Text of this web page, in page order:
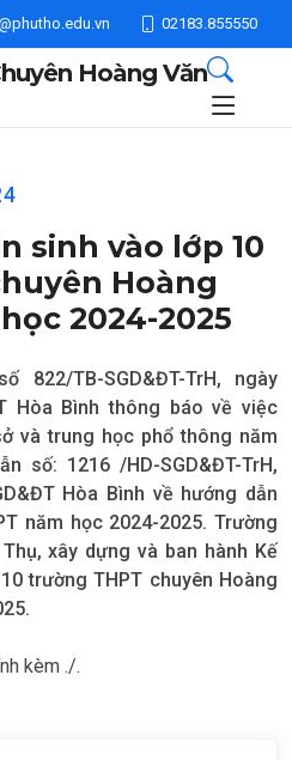
02183.855550
Hoàng Văn
sinh vào lớp 10
Hoàng
2024-2025
822/TB-SGD&ĐT-TrH, ngày
Hòa Bình thông báo về việc
và trung học phổ thông năm
số: 1216 /HD-SGD&ĐT-TrH,
Hòa Bình về hướng dẫn
năm học 2024-2025. Trường
xây dựng và ban hành Kế
trường THPT chuyên Hoàng
kèm ./.